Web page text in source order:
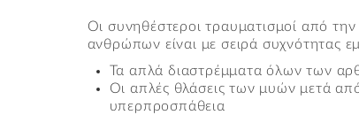
Οι συνηθέστεροι τραυματισμοί από
ανθρώπων είναι με σειρά συχνότητας
Τα απλά διαστρέμματα όλων των
Οι απλές θλάσεις των μυών μετά
υπερπροσπάθεια